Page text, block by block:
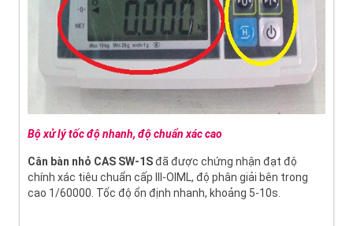
Bộ xử lý tốc độ nhanh, độ chuẩn xác cao
Cân bàn nhỏ CAS SW-1Sđã được chứng nhận đạt độ
chính xác tiêu chuẩn cấp III-OIML, độ phân giải bên trong
cao 1/60000. Tốc độ ổn định nhanh, khoảng 5-10s.